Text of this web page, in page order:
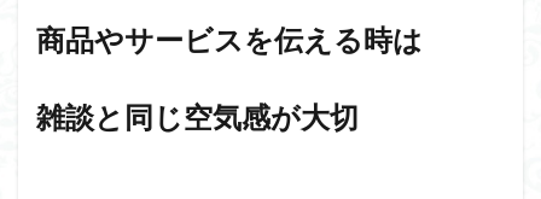
商品やサービスを伝える時は
雑談と同じ空気感が大切